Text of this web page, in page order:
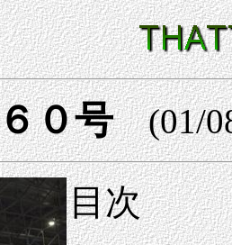
０号(01/
目次